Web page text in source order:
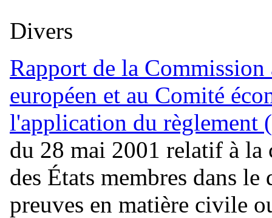
Divers
Rapport de la
européen et au Comité
l'application du règlement
du 28 mai 2001 relatif à
des États membres dans
preuves en matière civile